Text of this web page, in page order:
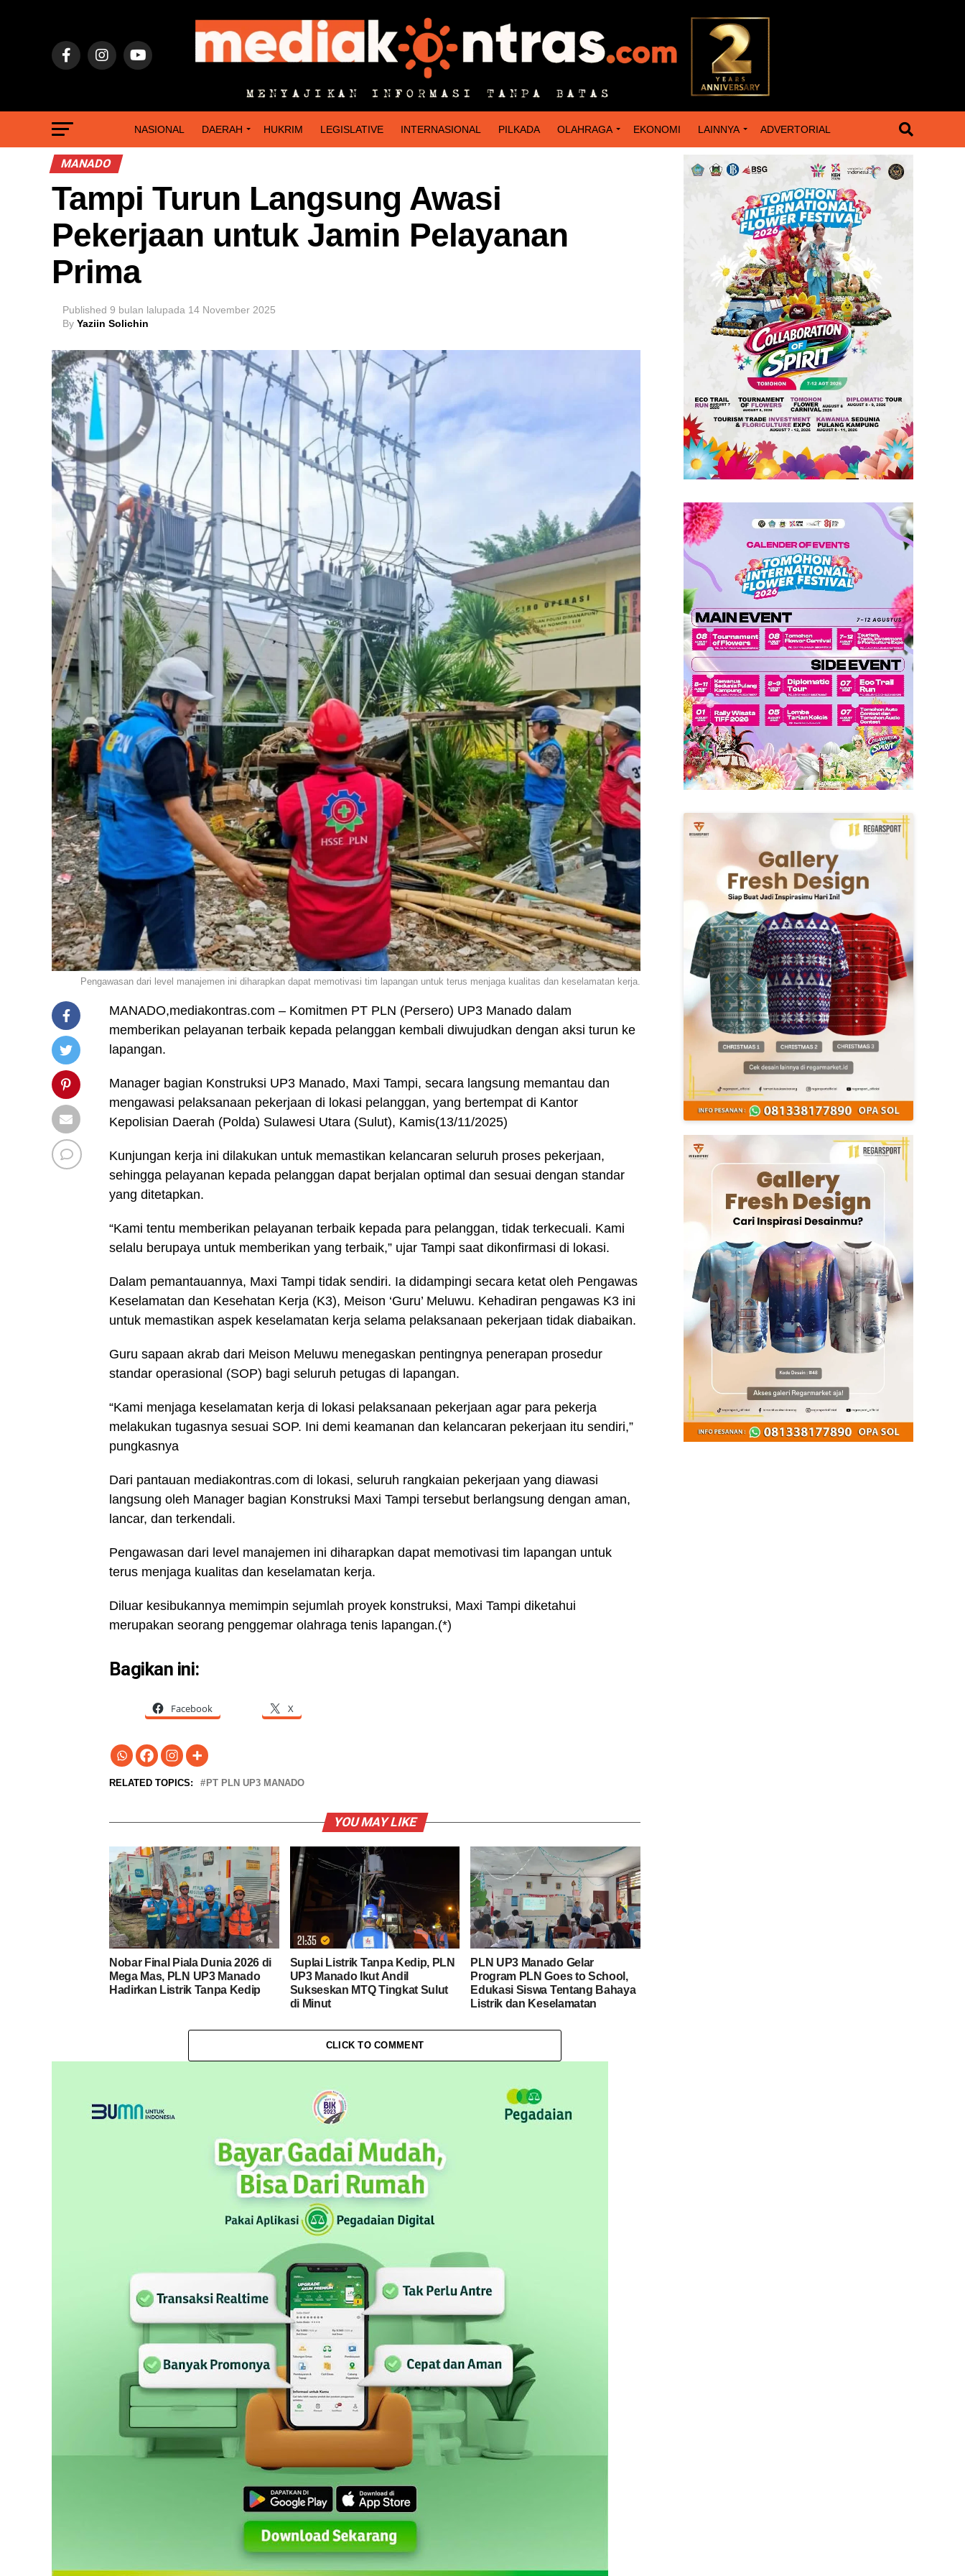
NASIONAL DAERAH HUKRIM LEGISLATIVE INTERNASIONAL PILKADA OLAHRAGA EKONOMI LAINNYA ADVERTORIAL
MANADO
Tampi Turun Langsung Awasi
Pekerjaan untuk Jamin Pelayanan
Prima
Published 9 bulan lalupada 14 November 2025
By Yaziin Solichin
Pengawasan dari level manajemen ini diharapkan dapat memotivasi tim lapangan untuk terus menjaga kualitas dan keselamatan kerja.
MANADO,mediakontras.com – Komitmen PT PLN (Persero) UP3 Manado dalam
memberikan pelayanan terbaik kepada pelanggan kembali diwujudkan dengan aksi turun ke
lapangan.
Manager bagian Konstruksi UP3 Manado, Maxi Tampi, secara langsung memantau dan
mengawasi pelaksanaan pekerjaan di lokasi pelanggan, yang bertempat di Kantor
Kepolisian Daerah (Polda) Sulawesi Utara (Sulut), Kamis(13/11/2025)
Kunjungan kerja ini dilakukan untuk memastikan kelancaran seluruh proses pekerjaan,
sehingga pelayanan kepada pelanggan dapat berjalan optimal dan sesuai dengan standar
yang ditetapkan.
“Kami tentu memberikan pelayanan terbaik kepada para pelanggan, tidak terkecuali. Kami
selalu berupaya untuk memberikan yang terbaik,” ujar Tampi saat dikonfirmasi di lokasi.
Dalam pemantauannya, Maxi Tampi tidak sendiri. Ia didampingi secara ketat oleh Pengawas
Keselamatan dan Kesehatan Kerja (K3), Meison ‘Guru’ Meluwu. Kehadiran pengawas K3 ini
untuk memastikan aspek keselamatan kerja selama pelaksanaan pekerjaan tidak diabaikan.
Guru sapaan akrab dari Meison Meluwu menegaskan pentingnya penerapan prosedur
standar operasional (SOP) bagi seluruh petugas di lapangan.
“Kami menjaga keselamatan kerja di lokasi pelaksanaan pekerjaan agar para pekerja
melakukan tugasnya sesuai SOP. Ini demi keamanan dan kelancaran pekerjaan itu sendiri,”
pungkasnya
Dari pantauan mediakontras.com di lokasi, seluruh rangkaian pekerjaan yang diawasi
langsung oleh Manager bagian Konstruksi Maxi Tampi tersebut berlangsung dengan aman,
lancar, dan terkendali.
Pengawasan dari level manajemen ini diharapkan dapat memotivasi tim lapangan untuk
terus menjaga kualitas dan keselamatan kerja.
Diluar kesibukannya memimpin sejumlah proyek konstruksi, Maxi Tampi diketahui
merupakan seorang penggemar olahraga tenis lapangan.(*)
Bagikan ini:
Facebook X
RELATED TOPICS: PT PLN UP3 MANADO
YOU MAY LIKE
Nobar Final Piala Dunia 2026 di
Mega Mas, PLN UP3 Manado
Hadirkan Listrik Tanpa Kedip
Suplai Listrik Tanpa Kedip, PLN
UP3 Manado Ikut Andil
Sukseskan MTQ Tingkat Sulut
di Minut
PLN UP3 Manado Gelar
Program PLN Goes to School,
Edukasi Siswa Tentang Bahaya
Listrik dan Keselamatan
CLICK TO COMMENT